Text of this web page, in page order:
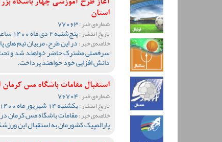
آغاز طرح آموزشی چهار باشگاه
استان
شماره‌ی خبر :77063
تاریخ انتشار :پنج‌شنبه 2 دی ماه 1400 ساعت 13:49
خلاصه‌ی خبر :در این طرح، مربیان تیم های
سرفصلی مشترک حاضر خواهند شد و
دانش افزایی خود خواهند پرداخت.
استقبال مقامات باشگاه مس کرمان
شماره‌ی خبر :76704
تاریخ انتشار :یکشنبه 14 شهریور ماه 1400 ساعت 12:04
خلاصه‌ی خبر :مقامات باشگاه مس کرمان
پارالمپیک کشورمان به استقبال این